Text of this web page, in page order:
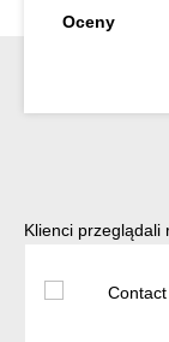
Oceny
Pomiń galerię
Klienci przeglądali